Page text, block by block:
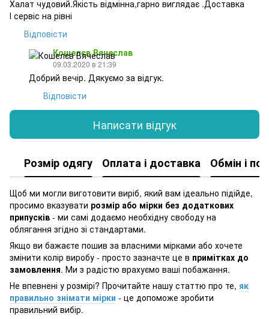
Халат чудовий.Якість відмінна,гарно виглядає .Доставка
І сервіс на рівні
Відповісти
Кошелєв Вячеслав
09.03.2020 в 21:39
Добрий вечір. Дякуємо за відгук.
Відповісти
Написати відгук
Розмір одягу Оплата і доставка Обмін і
Щоб ми могли виготовити виріб, який вам ідеально підійде,
просимо вказувати розмір або мірки без додаткових
припусків - ми самі додаємо необхідну свободу на
облягання згідно зі стандартами.
Якщо ви бажаєте пошив за власними мірками або хочете
змінити колір виробу - просто зазначте це в примітках до
замовлення. Ми з радістю врахуємо ваші побажання.
Не впевнені у розмірі? Прочитайте нашу статтю про те, як
правильно знімати мірки - це допоможе зробити
правильний вибір.